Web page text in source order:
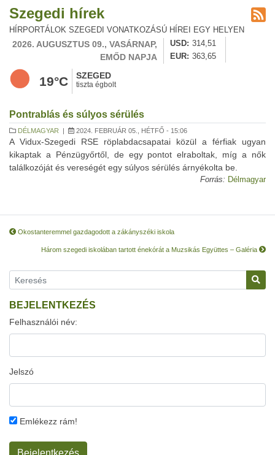
Szegedi hírek
HÍRPORTÁLOK SZEGEDI VONATKOZÁSÚ HÍREI EGY HELYEN
2026. AUGUSZTUS 09., VASÁRNAP,
EMŐD NAPJA
USD
314,51
EUR
363,65
19°C SZEGED
tiszta égbolt
Pontrablás és súlyos sérülés
DÉLMAGYAR | 2024. FEBRUÁR 05., HÉTFŐ - 15:06
A Vidux-Szegedi RSE röplabdacsapatai közül a férfiak ugyan
kikaptak a Pénzügyőrtől, de egy pontot elraboltak, míg a nők
találkozóját és vereségét egy súlyos sérülés árnyékolta be.
Forrás: Délmagyar
Okostanteremmel gazdagodott a zákányszéki iskola
Három szegedi iskolában tartott énekórát a Muzsikás Együttes – Galéria
BEJELENTKEZÉS
Felhasználói név:
Jelszó
Emlékezz rám!